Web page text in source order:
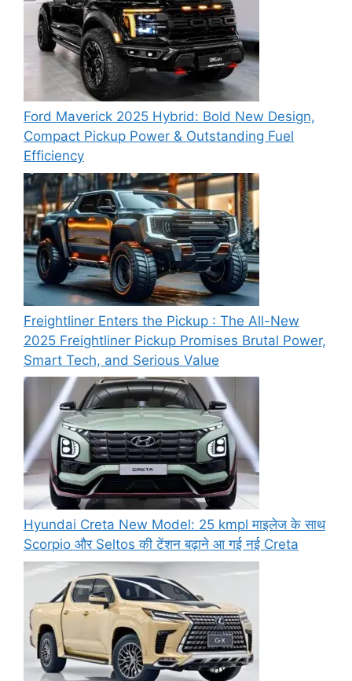
Ford Maverick 2025 Hybrid: Bold New Design,
Compact Pickup Power & Outstanding Fuel
Efficiency
Freightliner Enters the Pickup : The All-New
2025 Freightliner Pickup Promises Brutal Power,
Smart Tech, and Serious Value
Hyundai Creta New Model: 25 kmpl माइलेज के साथ
Scorpio और Seltos की टेंशन बढ़ाने आ गई नई Creta